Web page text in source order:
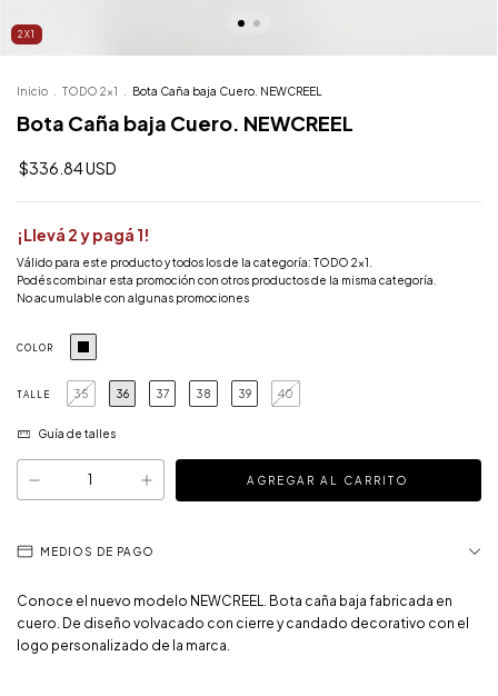
2X1
Inicio TODO 2x1 Bota Caña baja Cuero. NEWCREEL
Bota Caña baja Cuero. NEWCREEL
$336.84 USD
¡Llevá 2 y pagá 1!
Válido para este producto y todos los de la categoría: TODO 2x1.
Podés combinar esta promoción con otros productos de la misma categoría.
No acumulable con algunas promociones
COLOR
TALLE 35 36 37 38 39 40
Guía de talles
MEDIOS DE PAGO
Conoce el nuevo modelo NEWCREEL. Bota caña baja fabricada en
cuero. De diseño volvacado con cierre y candado decorativo con el
logo personalizado de la marca.